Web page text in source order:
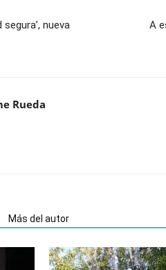
nueva
A
Rueda
Más del autor